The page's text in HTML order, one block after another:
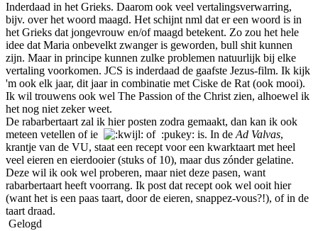
Inderdaad in het Grieks. Daarom ook veel vertalingsverwarring,
bijv. over het woord maagd. Het schijnt nml dat er een woord is in
het Grieks dat jongevrouw en/of maagd betekent. Zo zou het hele
idee dat Maria onbevelkt zwanger is geworden, bull shit kunnen
zijn. Maar in principe kunnen zulke problemen natuurlijk bij elke
vertaling voorkomen. JCS is inderdaad de gaafste Jezus-film. Ik kijk
'm ook elk jaar, dit jaar in combinatie met Ciske de Rat (ook mooi).
Ik wil trouwens ook wel The Passion of the Christ zien, alhoewel ik
het nog niet zeker weet.
De rabarbertaart zal ik hier posten zodra gemaakt, dan kan ik ook
meteen vetellen of ie
of :pukey: is. In de Ad Valvas,
krantje van de VU, staat een recept voor een kwarktaart met heel
veel eieren en eierdooier (stuks of 10), maar dus zónder gelatine.
Deze wil ik ook wel proberen, maar niet deze pasen, want
rabarbertaart heeft voorrang. Ik post dat recept ook wel ooit hier
(want het is een paas taart, door de eieren, snappez-vous?!), of in de
taart draad.
Gelogd